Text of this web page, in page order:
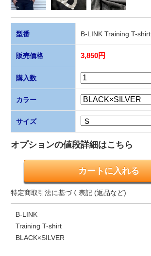
型番 B-LINK Training T-shirt
販売価格 3,850円
購入数
カラー
サイズ
オプションの値段詳細はこちら
特定商取引法に基づく表記 (返品など)
B-LINK
Training T-shirt
BLACK×SILVER